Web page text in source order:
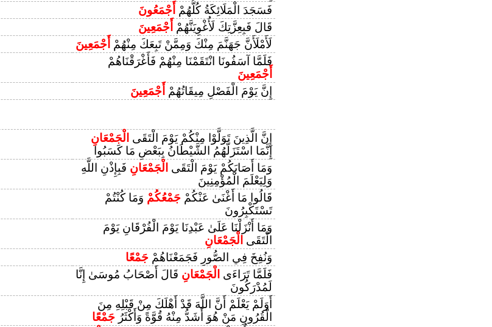
فَسَجَدَ الْمَلَائِكَةُ كُلُّهُمْ أَجْمَعُونَ
قَالَ فَبِعِزَّتِكَ لَأُغْوِيَنَّهُمْ أَجْمَعِينَ
لَأَمْلَأَنَّ جَهَنَّمَ مِنْكَ وَمِمَّنْ تَبِعَكَ مِنْهُمْ أَجْمَعِينَ
فَلَمَّا آسَفُونَا انْتَقَمْنَا مِنْهُمْ فَأَغْرَقْنَاهُمْ
أَجْمَعِينَ
إِنَّ يَوْمَ الْفَصْلِ مِيقَاتُهُمْ أَجْمَعِينَ
إِنَّ الَّذِينَ تَوَلَّوْا مِنْكُمْ يَوْمَ الْتَقَى الْجَمْعَانِ
إِنَّمَا اسْتَزَلَّهُمُ الشَّيْطَانُ بِبَعْضِ مَا كَسَبُوا
وَمَا أَصَابَكُمْ يَوْمَ الْتَقَى الْجَمْعَانِ فَبِإِذْنِ اللَّهِ
وَلِيَعْلَمَ الْمُؤْمِنِينَ
قَالُوا مَا أَغْنَىٰ عَنْكُمْ جَمْعُكُمْ وَمَا كُنْتُمْ
تَسْتَكْبِرُونَ
وَمَا أَنْزَلْنَا عَلَىٰ عَبْدِنَا يَوْمَ الْفُرْقَانِ يَوْمَ
الْتَقَى الْجَمْعَانِ
وَنُفِخَ فِي الصُّورِ فَجَمَعْنَاهُمْ جَمْعًا
فَلَمَّا تَرَاءَى الْجَمْعَانِ قَالَ أَصْحَابُ مُوسَىٰ إِنَّا
لَمُدْرَكُونَ
أَوَلَمْ يَعْلَمْ أَنَّ اللَّهَ قَدْ أَهْلَكَ مِنْ قَبْلِهِ مِنَ
الْقُرُونِ مَنْ هُوَ أَشَدُّ مِنْهُ قُوَّةً وَأَكْثَرُ جَمْعًا